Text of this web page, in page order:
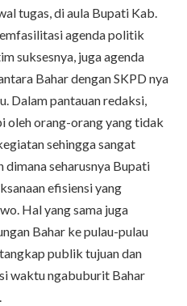
tugas, di aula Bupati Kab.
agenda politik
suksesnya, juga agenda
Bahar dengan SKPD nya
Dalam pantauan redaksi,
oleh orang-orang yang tidak
sehingga sangat
seharusnya Bupati
efisiensi yang
Hal yang sama juga
Bahar ke pulau-pulau
publik tujuan dan
waktu ngabuburit Bahar